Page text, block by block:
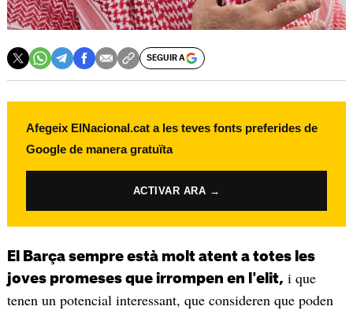
SEGUIR A
Afegeix ElNacional.cat a les teves fonts preferides de
Google de manera gratuïta
ACTIVAR ARA →
El Barça sempre està molt atent a totes les
joves promeses que irrompen en l'elit, i que
tenen un potencial interessant, que consideren que poden